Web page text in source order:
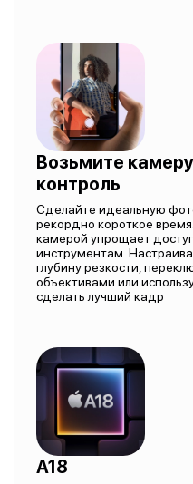
Возьмите
контроль
Сделайте идеальную
рекордно короткое
камерой упрощает
инструментам.
глубину резкости,
объективами или
сделать лучший кадр
A18